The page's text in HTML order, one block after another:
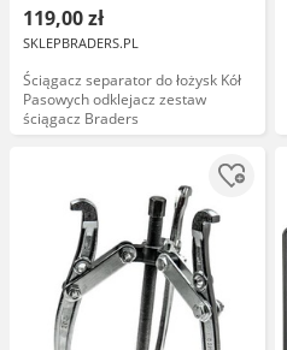
119,00 zł
SKLEPBRADERS.PL
Ściągacz separator do łożysk Kół
Pasowych odklejacz zestaw
ściągacz Braders